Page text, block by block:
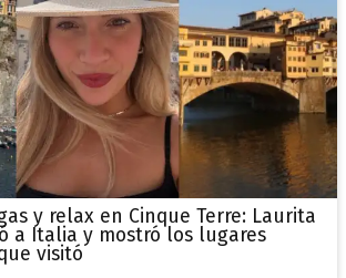
y relax en Cinque Terre: Laurita
a Italia y mostró los lugares
visitó